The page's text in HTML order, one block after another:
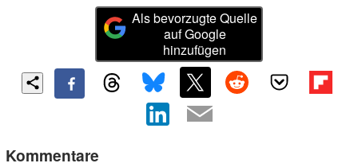
Als bevorzugte Quelle
auf Google
hinzufügen
Kommentare